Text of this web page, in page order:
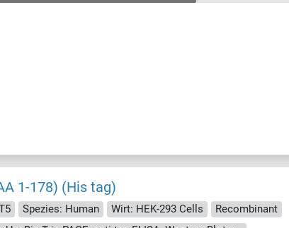
1-178) (His tag)
Spezies: Human Wirt: HEK-293 Cells
Recombinant